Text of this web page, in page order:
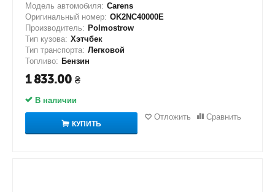
Модель автомобиля: Carens
Оригинальный номер: OK2NC40000E
Производитель: Polmostrow
Тип кузова: Хэтчбек
Тип транспорта: Легковой
Топливо: Бензин
1 833.00 ₴
В наличии
КУПИТЬ
Отложить Сравнить